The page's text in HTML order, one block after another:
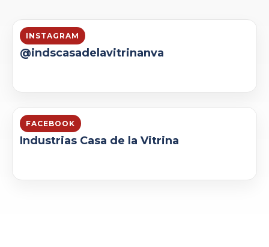
INSTAGRAM
@indscasadelavitrinanva
FACEBOOK
Industrias Casa de la Vitrina